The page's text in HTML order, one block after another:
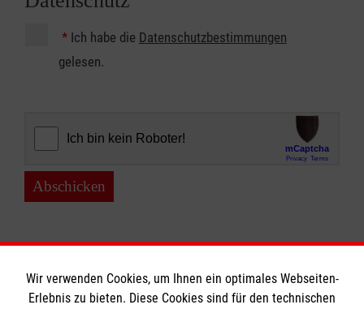
* Ich habe die Datenschutzbestimmungen
gelesen.
Abschicken
Wir verwenden Cookies, um Ihnen ein optimales Webseiten-
Erlebnis zu bieten. Diese Cookies sind für den technischen